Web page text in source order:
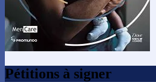
Pétitions à signer